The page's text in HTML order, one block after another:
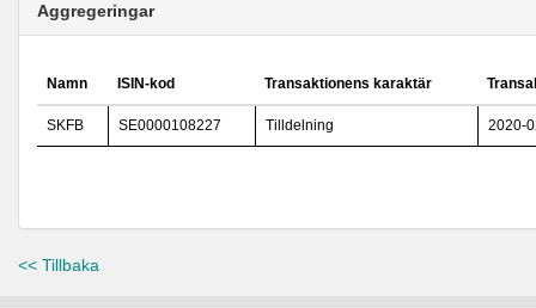
Aggregeringar
Namn ISIN-kod Transaktionens karaktär
SKFB SE0000108227 Tilldelning 2020-
<< Tillbaka